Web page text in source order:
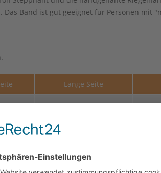
Band ist gut geeignet für Personen mit
Lange Seite
120 mm
120 mm